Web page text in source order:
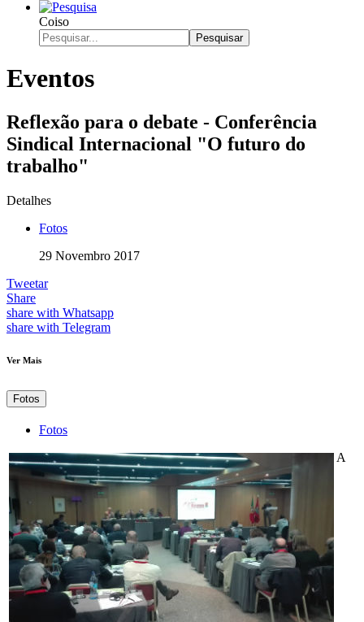
Coiso
Pesquisar
Eventos
Reflexão para o debate - Conferência
Sindical Internacional "O futuro do
trabalho"
Detalhes
Fotos
29 Novembro 2017
Tweetar
Share
share with Whatsapp
share with Telegram
Ver Mais
Fotos
Fotos
A